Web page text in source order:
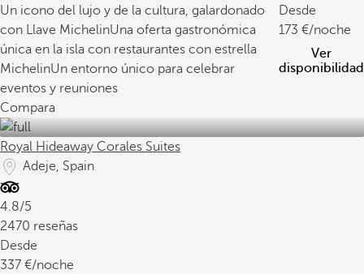
Un icono del lujo y de la cultura, galardonado
con Llave MichelinUna oferta gastronómica
única en la isla con restaurantes con estrella
MichelinUn entorno único para celebrar
eventos y reuniones
Desde
173
/noche
Ver
disponibilidad
Compara
Royal Hideaway Corales Suites
Adeje, Spain
4.8/5
2470 reseñas
Desde
337
/noche